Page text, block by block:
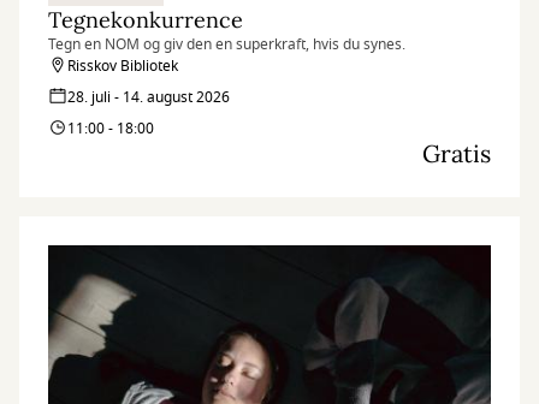
Tegnekonkurrence
Tegn en NOM og giv den en superkraft, hvis du synes.
Risskov Bibliotek
28. juli - 14. august 2026
11:00 - 18:00
Gratis